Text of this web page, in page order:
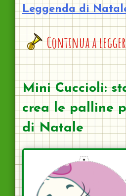
Leggenda di
Continua a
Mini Cuccioli:
crea le palline
di Natale